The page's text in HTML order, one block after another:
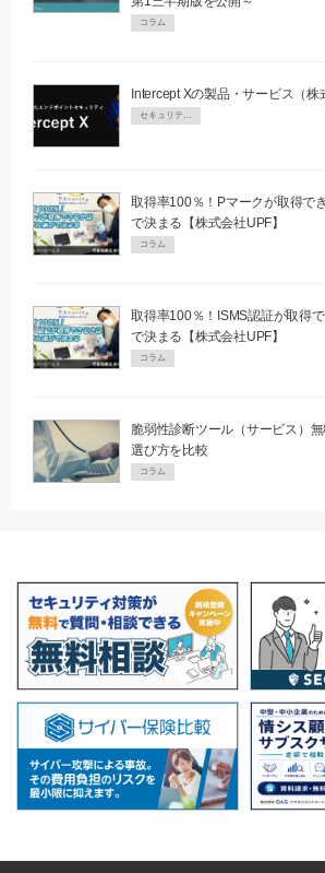
コラム
Intercept Xの製品・サービス（株
取得率100％！Pマークが取得で
で決まる【株式会社UPF】
コラム
取得率100％！ISMS認証が取得
で決まる【株式会社UPF】
コラム
脆弱性診断ツール（サービス）
選び方を比較
コラム